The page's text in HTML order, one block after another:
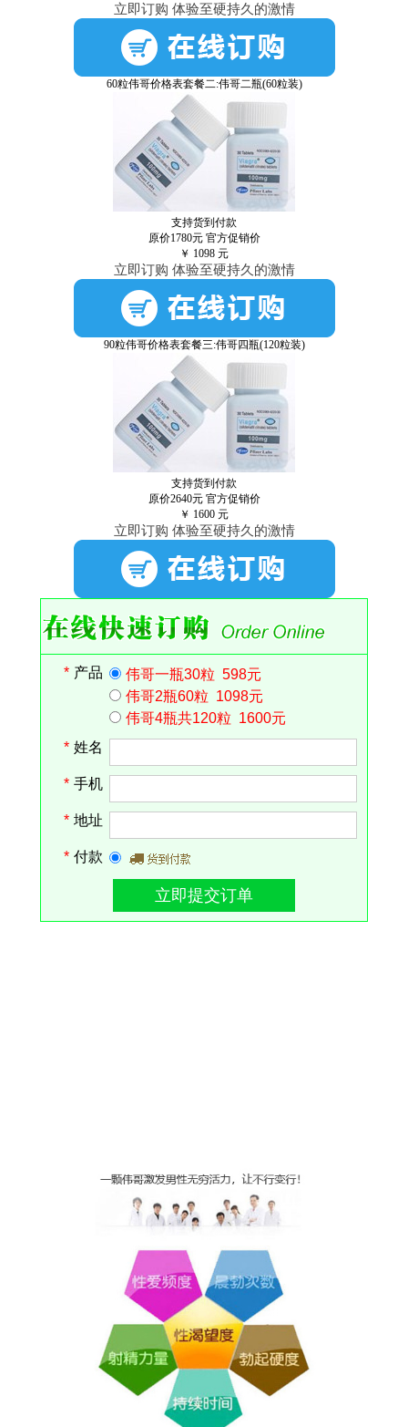
立即订购 体验至硬持久的激情
60粒伟哥价格表套餐二:伟哥二瓶(60粒装)
支持货到付款
原价1780元 官方促销价
￥ 1098 元
立即订购 体验至硬持久的激情
90粒伟哥价格表套餐三:伟哥四瓶(120粒装)
支持货到付款
原价2640元 官方促销价
￥ 1600 元
立即订购 体验至硬持久的激情